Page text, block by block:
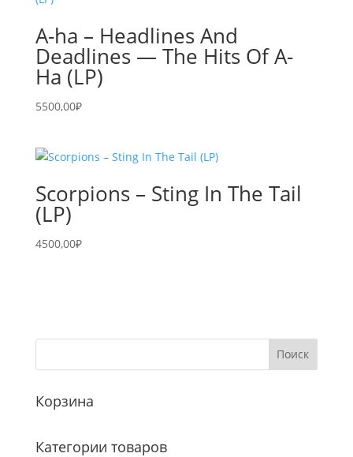
A-ha – Headlines And
Deadlines — The Hits Of A-
Ha (LP)
5500,00₽
Scorpions – Sting In The Tail
(LP)
4500,00₽
Корзина
Категории товаров